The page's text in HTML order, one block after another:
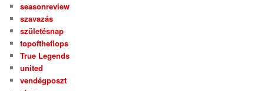
seasonreview
szavazás
születésnap
topoftheflops
True Legends
united
vendégposzt